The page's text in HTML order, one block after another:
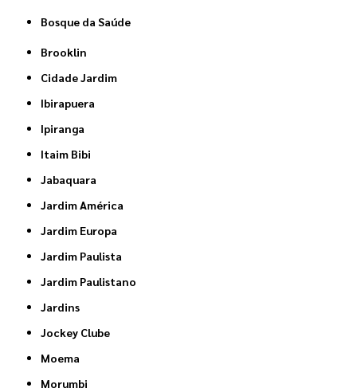
Bosque da Saúde
Brooklin
Cidade Jardim
Ibirapuera
Ipiranga
Itaim Bibi
Jabaquara
Jardim América
Jardim Europa
Jardim Paulista
Jardim Paulistano
Jardins
Jockey Clube
Moema
Morumbi